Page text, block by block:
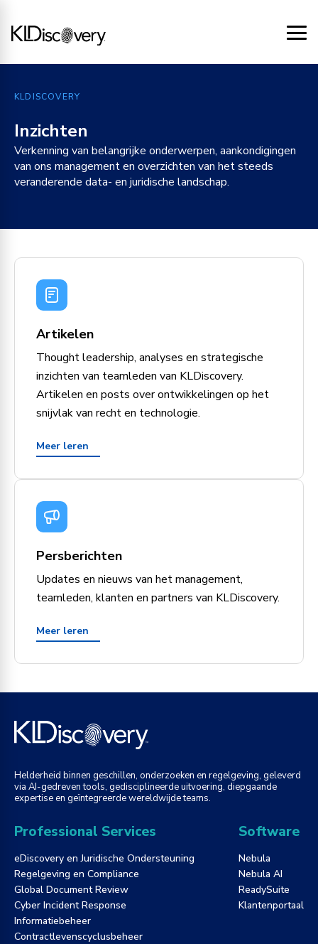
KLDISCOVERY
Inzichten
Verkenning van belangrijke onderwerpen, aankondigingen
van ons management en overzichten van het steeds
veranderende data- en juridische landschap.
Artikelen
Thought leadership, analyses en strategische
inzichten van teamleden van KLDiscovery.
Artikelen en posts over ontwikkelingen op het
snijvlak van recht en technologie.
Meer leren
Persberichten
Updates en nieuws van het management,
teamleden, klanten en partners van KLDiscovery.
Meer leren
Helderheid binnen geschillen, onderzoeken en regelgeving, geleverd
via AI-gedreven tools, gedisciplineerde uitvoering, diepgaande
expertise en geïntegreerde wereldwijde teams.
Professional Services
eDiscovery en Juridische Ondersteuning
Regelgeving en Compliance
Global Document Review
Cyber Incident Response
Informatiebeheer
Contractlevenscyclusbeheer
Software
Nebula
Nebula AI
ReadySuite
Klantenportaal